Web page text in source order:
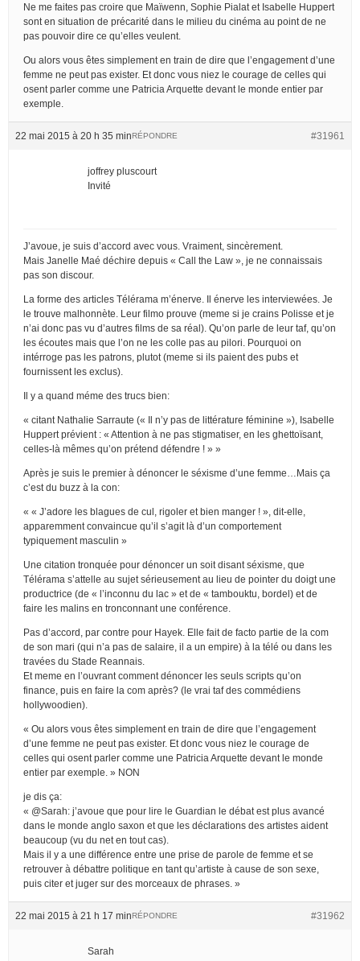
Ne me faites pas croire que Maïwenn, Sophie Pialat et Isabelle Huppert
sont en situation de précarité dans le milieu du cinéma au point de ne
pas pouvoir dire ce qu’elles veulent.
Ou alors vous êtes simplement en train de dire que l’engagement d’une
femme ne peut pas exister. Et donc vous niez le courage de celles qui
osent parler comme une Patricia Arquette devant le monde entier par
exemple.
22 mai 2015 à 20 h 35 min #31961
RÉPONDRE
joffrey pluscourt
Invité
J’avoue, je suis d’accord avec vous. Vraiment, sincèrement.
Mais Janelle Maé déchire depuis « Call the Law », je ne connaissais
pas son discour.
La forme des articles Télérama m’énerve. Il énerve les interviewées. Je
le trouve malhonnète. Leur filmo prouve (meme si je crains Polisse et je
n’ai donc pas vu d’autres films de sa réal). Qu’on parle de leur taf, qu’on
les écoutes mais que l’on ne les colle pas au pilori. Pourquoi on
intérroge pas les patrons, plutot (meme si ils paient des pubs et
fournissent les exclus).
Il y a quand méme des trucs bien:
« citant Nathalie Sarraute (« Il n’y pas de littérature féminine »), Isabelle
Huppert prévient : « Attention à ne pas stigmatiser, en les ghettoïsant,
celles-là mêmes qu’on prétend défendre ! » »
Après je suis le premier à dénoncer le séxisme d’une femme…Mais ça
c’est du buzz à la con:
« « J’adore les blagues de cul, rigoler et bien manger ! », dit-elle,
apparemment convaincue qu’il s’agit là d’un comportement
typiquement masculin »
Une citation tronquée pour dénoncer un soit disant séxisme, que
Télérama s’attelle au sujet sérieusement au lieu de pointer du doigt une
productrice (de « l’inconnu du lac » et de « tambouktu, bordel) et de
faire les malins en tronconnant une conférence.
Pas d’accord, par contre pour Hayek. Elle fait de facto partie de la com
de son mari (qui n’a pas de salaire, il a un empire) à la télé ou dans les
travées du Stade Reannais.
Et meme en l’ouvrant comment dénoncer les seuls scripts qu’on
finance, puis en faire la com après? (le vrai taf des commédiens
hollywoodien).
« Ou alors vous êtes simplement en train de dire que l’engagement
d’une femme ne peut pas exister. Et donc vous niez le courage de
celles qui osent parler comme une Patricia Arquette devant le monde
entier par exemple. » NON
je dis ça:
« @Sarah: j’avoue que pour lire le Guardian le débat est plus avancé
dans le monde anglo saxon et que les déclarations des artistes aident
beaucoup (vu du net en tout cas).
Mais il y a une différence entre une prise de parole de femme et se
retrouver à débattre politique en tant qu’artiste à cause de son sexe,
puis citer et juger sur des morceaux de phrases. »
22 mai 2015 à 21 h 17 min #31962
RÉPONDRE
Sarah